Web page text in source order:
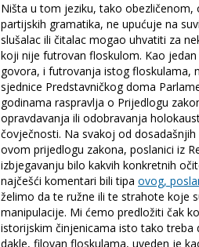
Ništa u tom jeziku, tako
partijskih gramatika, ne upućuje na
slušalac ili čitalac mogao uhvatiti za
koji nije futrovan floskulom. Kao
govora, i futrovanja istog floskulama,
sjednice Predstavničkog doma
godinama raspravlja o Prijedlogu
opravdavanja ili odobravanja
čovječnosti. Na svakoj od
ovom prijedlogu zakona, poslanici iz
izbjegavanju bilo kakvih konkretnih
najčešći komentari bili tipa ovog,
želimo da te ružne ili te strahote koje
manipulacije. Mi ćemo predložiti čak
istorijskim činjenicama isto tako treba
dakle, filovan floskulama, uveden je